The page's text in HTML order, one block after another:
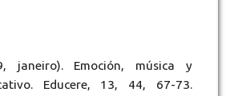
janeiro). Emoción, música y
Educere, 13, 44, 67-73.